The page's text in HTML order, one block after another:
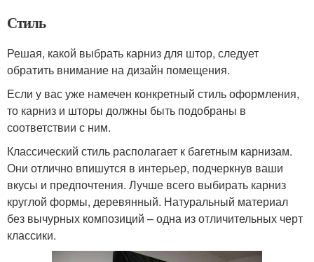
Стиль
Решая, какой выбрать карниз для штор, следует
обратить внимание на дизайн помещения.
Если у вас уже намечен конкретный стиль оформления,
то карниз и шторы должны быть подобраны в
соответствии с ним.
Классический стиль располагает к багетным карнизам.
Они отлично впишутся в интерьер, подчеркнув ваши
вкусы и предпочтения. Лучше всего выбирать карниз
круглой формы, деревянный. Натуральный материал
без вычурных композиций – одна из отличительных черт
классики.